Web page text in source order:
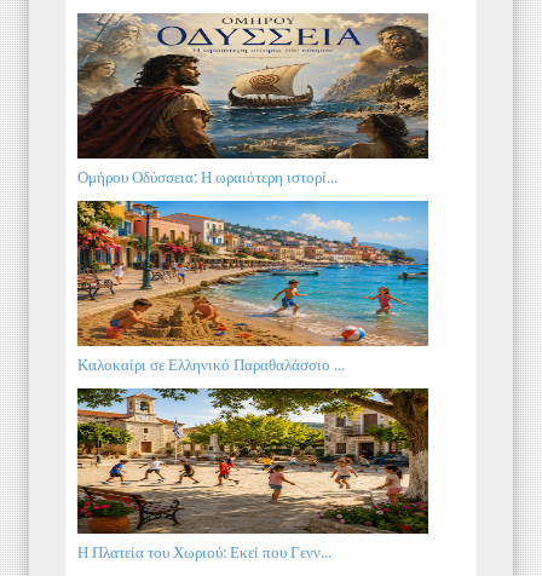
Ομήρου Οδύσσεια: Η ωραιότερη ιστορί...
Καλοκαίρι σε Ελληνικό Παραθαλάσσιο ...
Η Πλατεία του Χωριού: Εκεί που Γενν...